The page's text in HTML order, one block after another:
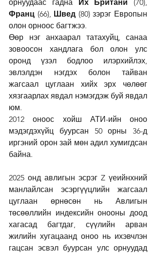
орнуудаас гадна Их Британи
Франц (66), Швед (80) зэрэг Европын
олон орноос багтжээ.
Өөр нэг анхаарал татахуйц, санаа
зовоосон хандлага бол олон улс
оронд үзэл бодлоо илэрхийлэх,
эвлэлдэн нэгдэх болон тайван
жагсаал цуглаан хийх эрх чөлөөг
хязгаарлах явдал нэмэгдэж буй явдал
юм.
2012 оноос хойш АТИ-ийн оноо
мэдэгдэхүйц буурсан 50 орны 36-д
иргэний орон зай мөн адил хумигдсан
байна.
2025 онд авлигын эсрэг Z үеийнхний
манлайлсан эсэргүүцлийн жагсаал
цуглаан өрнөсөн нь Авлигын
төсөөллийн индексийн онооны доод
хагасад багтдаг, сүүлийн арван
жилийн хугацаанд оноо нь ихэвчлэн
гацсан эсвэл буурсан улс орнуудад